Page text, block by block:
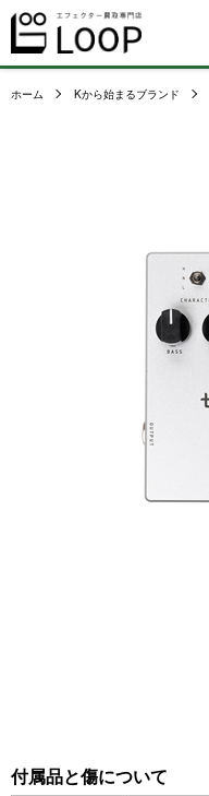
ホーム Kから始まるブランド
付属品と傷について